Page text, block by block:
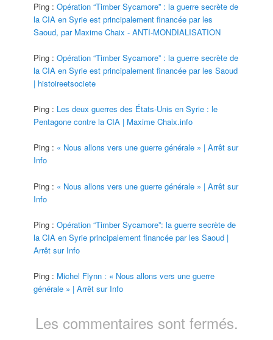
Ping :Opération “Timber Sycamore” : la guerre secrète de
la CIA en Syrie est principalement financée par les
Saoud, par Maxime Chaix - ANTI-MONDIALISATION
Ping :Opération “Timber Sycamore” : la guerre secrète de
la CIA en Syrie est principalement financée par les Saoud
| histoireetsociete
Ping : Les deux guerres des États-Unis en Syrie : le
Pentagone contre la CIA | Maxime Chaix.info
Ping : « Nous allons vers une guerre générale » | Arrêt sur
Info
Ping : « Nous allons vers une guerre générale » | Arrêt sur
Info
Ping :Opération “Timber Sycamore”: la guerre secrète de
la CIA en Syrie principalement financée par les Saoud |
Arrêt sur Info
Ping : Michel Flynn : « Nous allons vers une guerre
générale » | Arrêt sur Info
Les commentaires sont fermés.